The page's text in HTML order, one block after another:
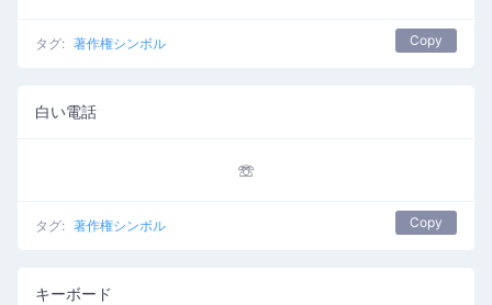
タグ: 著作権シンボル Copy
白い電話
☏
タグ: 著作権シンボル Copy
キーボード